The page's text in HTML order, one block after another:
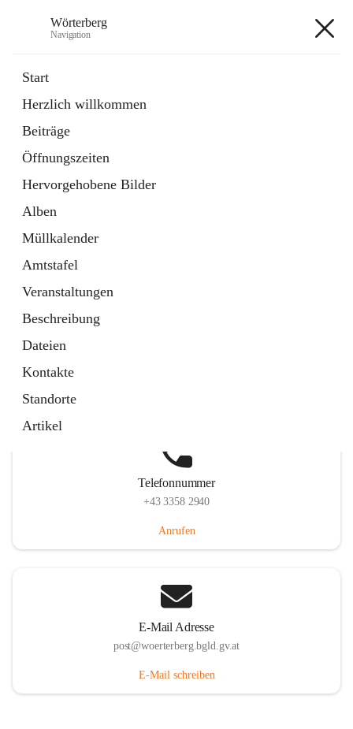
Wörterberg
Navigation
Start
Herzlich willkommen
Beiträge
Öffnungszeiten
Hervorgehobene Bilder
Alben
Müllkalender
Amtstafel
Veranstaltungen
Beschreibung
Dateien
Kontakte
Standorte
Artikel
5 Schnellzugriffe
Bürgerservice
9 Schnellzugriffe
Telefonnummer
+43 3358 2940
Anrufen
E-Mail Adresse
post@woerterberg.bgld.gv.at
E-Mail schreiben